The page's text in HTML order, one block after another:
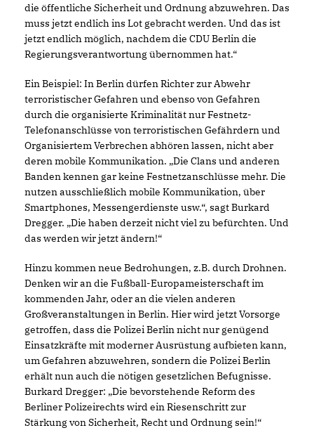
die öffentliche Sicherheit und Ordnung abzuwehren. Das
muss jetzt endlich ins Lot gebracht werden. Und das ist
jetzt endlich möglich, nachdem die CDU Berlin die
Regierungsverantwortung übernommen hat.“
Ein Beispiel: In Berlin dürfen Richter zur Abwehr
terroristischer Gefahren und ebenso von Gefahren
durch die organisierte Kriminalität nur Festnetz-
Telefonanschlüsse von terroristischen Gefährdern und
Organisiertem Verbrechen abhören lassen, nicht aber
deren mobile Kommunikation. „Die Clans und anderen
Banden kennen gar keine Festnetzanschlüsse mehr. Die
nutzen ausschließlich mobile Kommunikation, über
Smartphones, Messengerdienste usw.“, sagt Burkard
Dregger. „Die haben derzeit nicht viel zu befürchten. Und
das werden wir jetzt ändern!“
Hinzu kommen neue Bedrohungen, z.B. durch Drohnen.
Denken wir an die Fußball-Europameisterschaft im
kommenden Jahr, oder an die vielen anderen
Großveranstaltungen in Berlin. Hier wird jetzt Vorsorge
getroffen, dass die Polizei Berlin nicht nur genügend
Einsatzkräfte mit moderner Ausrüstung aufbieten kann,
um Gefahren abzuwehren, sondern die Polizei Berlin
erhält nun auch die nötigen gesetzlichen Befugnisse.
Burkard Dregger: „Die bevorstehende Reform des
Berliner Polizeirechts wird ein Riesenschritt zur
Stärkung von Sicherheit, Recht und Ordnung sein!“